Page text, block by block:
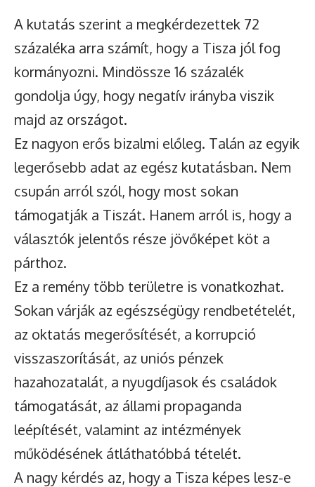
A kutatás szerint a megkérdezettek 72
százaléka arra számít, hogy a Tisza jól fog
kormányozni. Mindössze 16 százalék
gondolja úgy, hogy negatív irányba viszik
majd az országot.
Ez nagyon erős bizalmi előleg. Talán az egyik
legerősebb adat az egész kutatásban. Nem
csupán arról szól, hogy most sokan
támogatják a Tiszát. Hanem arról is, hogy a
választók jelentős része jövőképet köt a
párthoz.
Ez a remény több területre is vonatkozhat.
Sokan várják az egészségügy rendbetételét,
az oktatás megerősítését, a korrupció
visszaszorítását, az uniós pénzek
hazahozatalát, a nyugdíjasok és családok
támogatását, az állami propaganda
leépítését, valamint az intézmények
működésének átláthatóbbá tételét.
A nagy kérdés az, hogy a Tisza képes lesz-e